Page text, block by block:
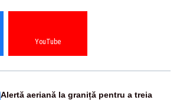
YouTube
Alertă aeriană la graniță pentru a treia